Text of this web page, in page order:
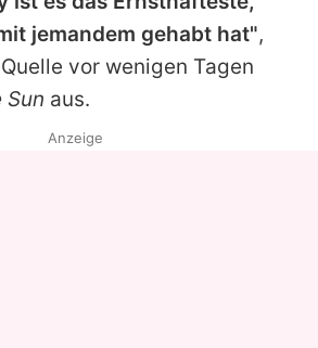
jemandem gehabt hat",
vor wenigen Tagen
Sun aus.
Anzeige